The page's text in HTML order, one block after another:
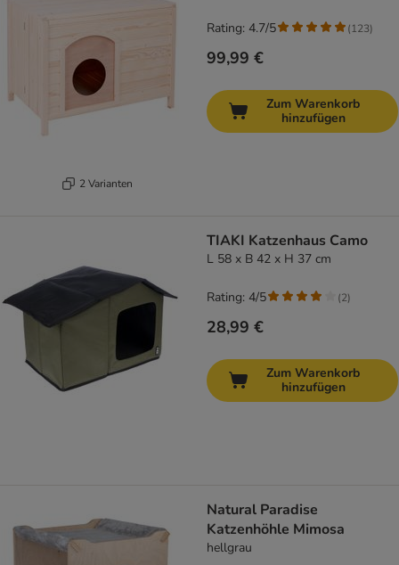
2 Varianten
99,99 €
Rating: 4.7/5 (123)
Zum Warenkorb
hinzufügen
TIAKI Katzenhaus Camo
L 58 x B 42 x H 37 cm
28,99 €
Rating: 4/5 (2)
Zum Warenkorb
hinzufügen
Natural Paradise
Katzenhöhle Mimosa
hellgrau